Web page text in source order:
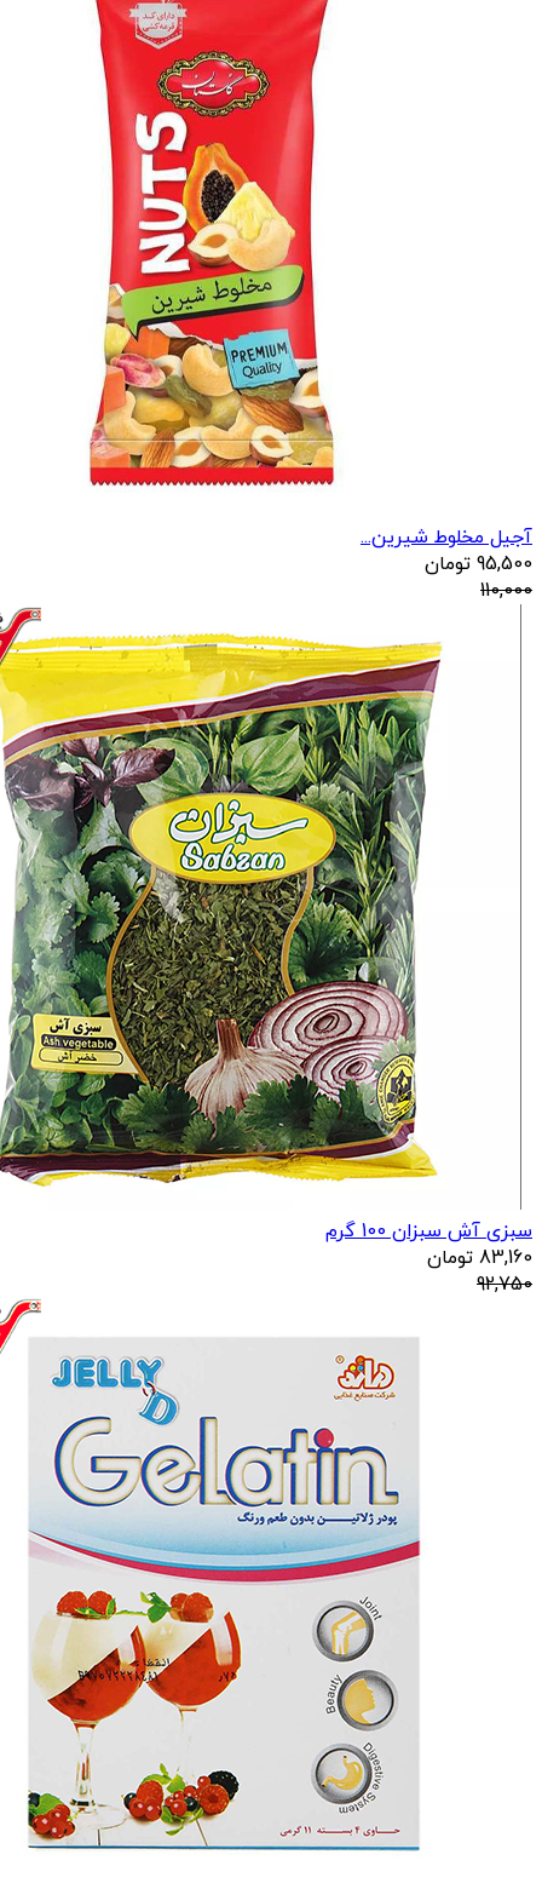
آجیل مخلوط شیرین...
95,500 تومان
110,000
سبزی آش سبزان 100 گرم
83,160 تومان
92,750